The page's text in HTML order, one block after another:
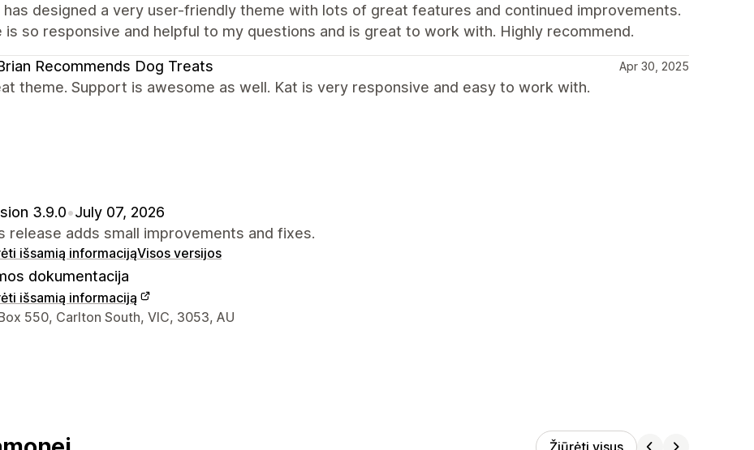
has designed a very user-friendly theme with lots of great features and continued improvements.
is so responsive and helpful to my questions and is great to work with. Highly recommend.
Recommends Dog Treats Apr 30, 2025
theme. Support is awesome as well. Kat is very responsive and easy to work with.
3.9.0•July 07, 2026
release adds small improvements and fixes.
išsamią informacijąVisos versijos
dokumentacija
išsamią informaciją
kontaktiniai duomenys
550, Carlton South, VIC, 3053, AU
Žiūrėti visus